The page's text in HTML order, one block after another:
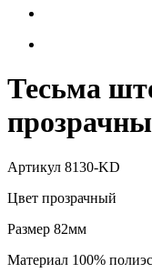
Тесьма
Артикул 8130-KD
Цвет прозрачный
Размер 82мм
Материал 100%